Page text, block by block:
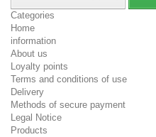
Categories
Home
information
About us
Loyalty points
Terms and conditions of use
Delivery
Methods of secure payment
Legal Notice
Products